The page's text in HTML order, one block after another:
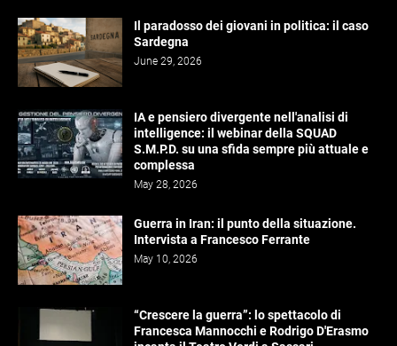
Il paradosso dei giovani in politica: il caso
Sardegna
June 29, 2026
IA e pensiero divergente nell'analisi di
intelligence: il webinar della SQUAD
S.M.P.D. su una sfida sempre più attuale e
complessa
May 28, 2026
Guerra in Iran: il punto della situazione.
Intervista a Francesco Ferrante
May 10, 2026
“Crescere la guerra”: lo spettacolo di
Francesca Mannocchi e Rodrigo D'Erasmo